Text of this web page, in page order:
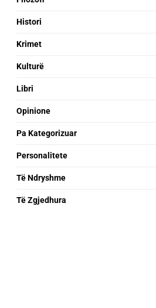
Histori
Krimet
Kulturë
Libri
Opinione
Pa Kategorizuar
Personalitete
Të Ndryshme
Të Zgjedhura